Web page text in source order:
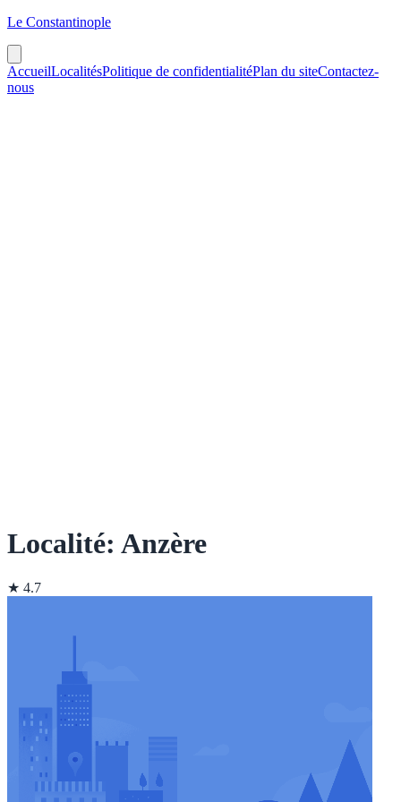
Le Constantinople
AccueilLocalitésPolitique de confidentialitéPlan du siteContactez-
nous
Localité: Anzère
★ 4.7